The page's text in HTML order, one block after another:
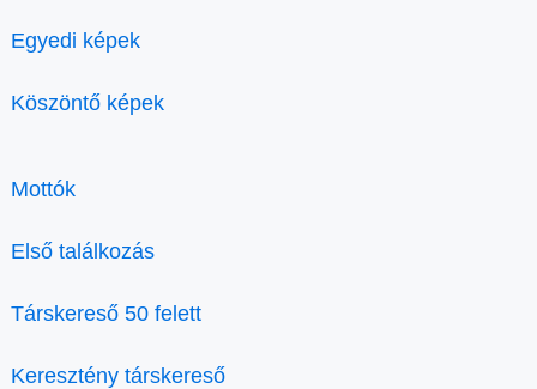
Egyedi képek
Köszöntő képek
Mottók
Első találkozás
Társkereső 50 felett
Keresztény társkereső